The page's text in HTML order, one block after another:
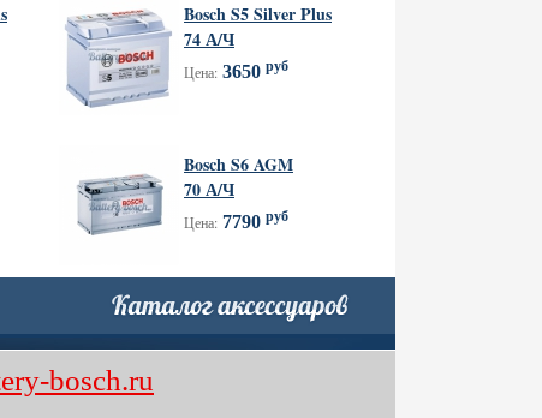
Bosch S5 Silver Plus
74 А/Ч
Цена: 3650 руб
Bosch S6 AGM
70 А/Ч
Цена: 7790 руб
bosch.ru